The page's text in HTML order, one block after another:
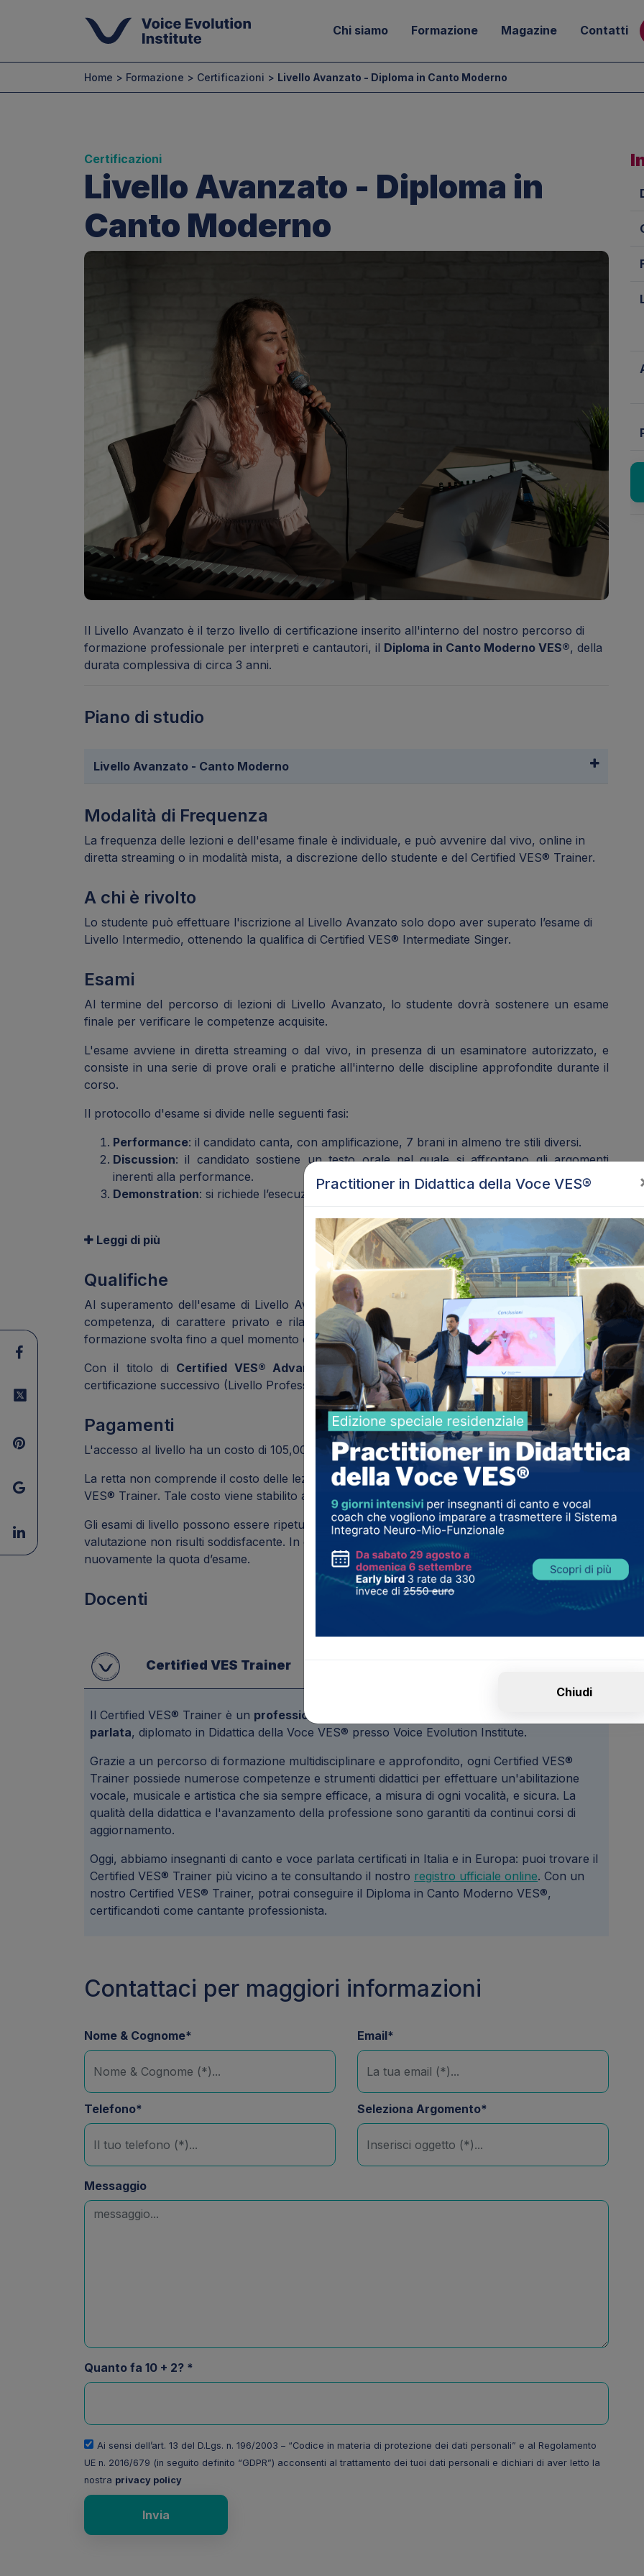
Chi siamo Formazione Magazine Contatti
Home > Formazione > Certificazioni > Livello Avanzato - Diploma in Canto Moderno
Certificazioni
Livello Avanzato - Diploma in
Canto Moderno
Il Livello Avanzato è il terzo livello di certificazione inserito all'interno del nostro percorso di
formazione professionale per interpreti e cantautori, il Diploma in Canto Moderno VES®, della
durata complessiva di circa 3 anni.
Piano di studio
Livello Avanzato - Canto Moderno
Modalità di Frequenza
La frequenza delle lezioni e dell'esame finale è individuale, e può avvenire dal vivo, online in
diretta streaming o in modalità mista, a discrezione dello studente e del Certified VES® Trainer.
A chi è rivolto
Lo studente può effettuare l'iscrizione al Livello Avanzato solo dopo aver superato l’esame di
Livello Intermedio, ottenendo la qualifica di Certified VES® Intermediate Singer.
Esami
Al termine del percorso di lezioni di Livello Avanzato, lo studente dovrà sostenere un esame
finale per verificare le competenze acquisite.
L'esame avviene in diretta streaming o dal vivo, in presenza di un esaminatore autorizzato, e
consiste in una serie di prove orali e pratiche all'interno delle discipline approfondite durante il
corso.
Il protocollo d'esame si divide nelle seguenti fasi:
Performance: il candidato canta, con amplificazione, 7 brani in almeno tre stili diversi.
Discussion: il candidato sostiene un testo orale nel quale si affrontano gli argomenti
inerenti alla performance.
Demonstration: si richiede l’esecuzione e/o l’esposizione delle discipline (A) tecnica voca...
Leggi di più
Qualifiche
Al superamento dell'esame di Livello Avanzato, lo studente ottiene la relativa certificazione di
competenza, di carattere privato e rilasciata da Voice Evolution Institute, la quale attesta la
formazione svolta fino a quel momento e le abilità acquisite.
Con il titolo di Certified VES® Advanced Singer, lo studente può accedere al livello di
certificazione successivo (Livello Professionale).
Pagamenti
L'accesso al livello ha un costo di 105,00€ (IVA inclusa).
La retta non comprende il costo delle lezioni individuali di canto svolte con il proprio Certified
VES® Trainer. Tale costo viene stabilito autonomamente dal docente.
Gli esami di livello possono essere ripetuti sia in caso di mancato superamento sia qualora la
valutazione non risulti soddisfacente. In entrambe le situazioni sarà necessario corrispondere
nuovamente la quota d’esame.
Docenti
Certified VES Trainer
Il Certified VES® Trainer è un professionista nel training vocale per la voce cantata e
parlata, diplomato in Didattica della Voce VES® presso Voice Evolution Institute.
Grazie a un percorso di formazione multidisciplinare e approfondito, ogni Certified VES®
Trainer possiede numerose competenze e strumenti didattici per effettuare un'abilitazione
vocale, musicale e artistica che sia sempre efficace, a misura di ogni vocalità, e sicura. La
qualità della didattica e l'avanzamento della professione sono garantiti da continui corsi di
aggiornamento.
Oggi, abbiamo insegnanti di canto e voce parlata certificati in Italia e in Europa: puoi trovare il
Certified VES® Trainer più vicino a te consultando il nostro registro ufficiale online. Con un
nostro Certified VES® Trainer, potrai conseguire il Diploma in Canto Moderno VES®,
certificandoti come cantante professionista.
Contattaci per maggiori informazioni
Nome & Cognome* Email*
Telefono* Seleziona Argomento*
Messaggio
Quanto fa 10 + 2? *
Ai sensi dell’art. 13 del D.Lgs. n. 196/2003 – “Codice in materia di protezione dei dati personali” e al Regolamento
UE n. 2016/679 (in seguito definito “GDPR”) acconsenti al trattamento dei tuoi dati personali e dichiari di aver letto la
nostra privacy policy
Invia
Practitioner in Didattica della Voce VES®
Chiudi